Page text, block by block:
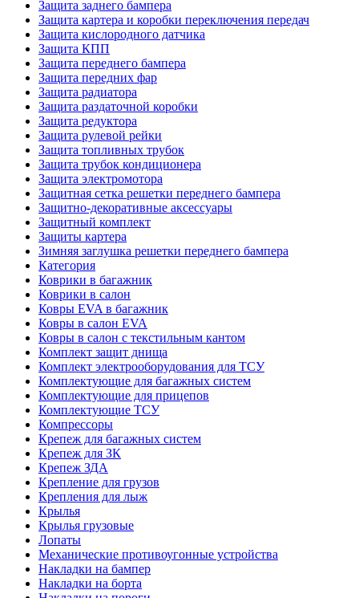
Защита заднего бампера
Защита картера и коробки переключения передач
Защита кислородного датчика
Защита КПП
Защита переднего бампера
Защита передних фар
Защита радиатора
Защита раздаточной коробки
Защита редуктора
Защита рулевой рейки
Защита топливных трубок
Защита трубок кондиционера
Защита электромотора
Защитная сетка решетки переднего бампера
Защитно-декоративные аксессуары
Защитный комплект
Защиты картера
Зимняя заглушка решетки переднего бампера
Категория
Коврики в багажник
Коврики в салон
Ковры EVA в багажник
Ковры в салон EVA
Ковры в салон с текстильным кантом
Комплект защит днища
Комплект электрооборудования для ТСУ
Комплектующие для багажных систем
Комплектующие для прицепов
Комплектующие ТСУ
Компрессоры
Крепеж для багажных систем
Крепеж для ЗК
Крепеж ЗДА
Крепление для грузов
Крепления для лыж
Крылья
Крылья грузовые
Лопаты
Механические противоугонные устройства
Накладки на бампер
Накладки на борта